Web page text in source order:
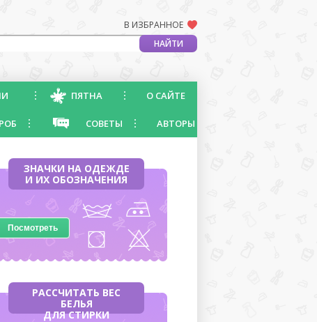
В ИЗБРАННОЕ
ПЯТНА О САЙТЕ
СОВЕТЫ АВТОРЫ
ЗНАЧКИ НА ОДЕЖДЕ
И ИХ ОБОЗНАЧЕНИЯ
Посмотреть
РАССЧИТАТЬ ВЕС
БЕЛЬЯ
ДЛЯ СТИРКИ